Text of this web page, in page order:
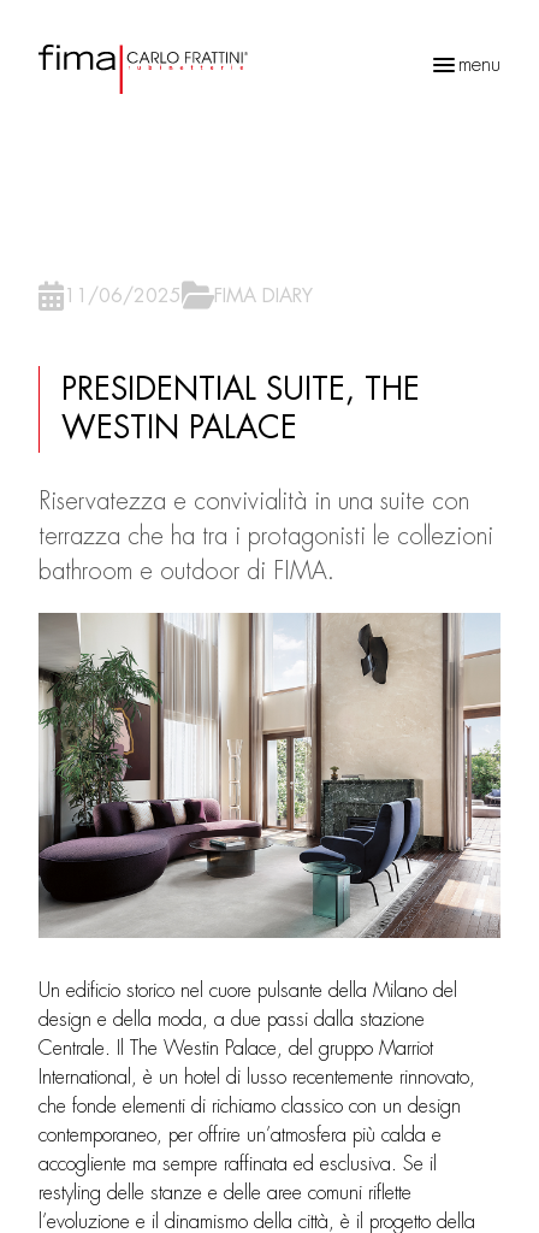
menu
11/06/2025 FIMA DIARY
PRESIDENTIAL SUITE, THE
WESTIN PALACE
Riservatezza e convivialità in una suite con
terrazza che ha tra i protagonisti le collezioni
bathroom e outdoor di FIMA.
Un edificio storico nel cuore pulsante della Milano del
design e della moda, a due passi dalla stazione
Centrale. Il The Westin Palace, del gruppo Marriot
International, è un hotel di lusso recentemente rinnovato,
che fonde elementi di richiamo classico con un design
contemporaneo, per offrire un’atmosfera più calda e
accogliente ma sempre raffinata ed esclusiva. Se il
restyling delle stanze e delle aree comuni riflette
l’evoluzione e il dinamismo della città, è il progetto della